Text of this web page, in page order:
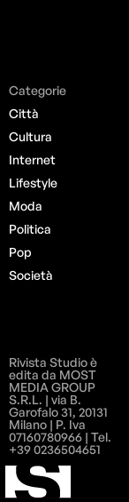
Categorie
Città
Cultura
Internet
Lifestyle
Moda
Politica
Pop
Società
Rivista Studio è
edita da MOST
MEDIA GROUP
S.R.L. | via B.
Garofalo 31, 20131
Milano | P. Iva
07160780966 | Tel.
+39 0236504651